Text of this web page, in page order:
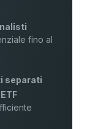
fino al
separati